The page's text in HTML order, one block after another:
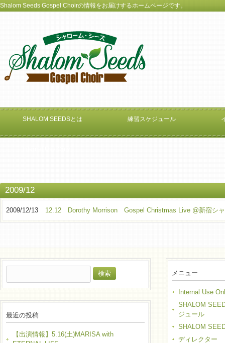
Shalom Seeds Gospel Choirの情報をお届けするホームページです。
SHALOM SEEDSとは 練習スケジュール
2009/12
2009/12/13 12.12 Dorothy Morrison Gospel Christmas Live @新宿シ
最近の投稿
【出演情報】5.16(土)MARISA with
メニュー
Internal Use
SHALOM
ジュール
SHALOM
ディレクター